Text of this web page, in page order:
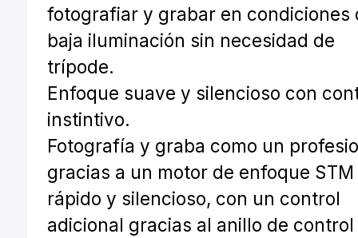
fotografiar y grabar en condiciones
baja iluminación sin necesidad de
trípode.
Enfoque suave y silencioso con
instintivo.
Fotografía y graba como un
gracias a un motor de enfoque STM
rápido y silencioso, con un control
adicional gracias al anillo de